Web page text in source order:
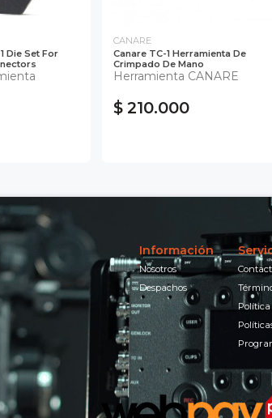
Die Set For
CANARE
Canare TC-1 Herramienta De
Crimpado De Mano
Herramienta CANARE
$ 210.000
Información
Nosotros
Despachos